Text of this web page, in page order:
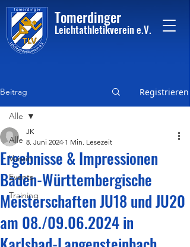
Tomerdinger
Leichtathletikvereine.V.
Beitrag Registrieren
Alle
Verein
Events
Training
Alle
Ergebnisse & Impressionen
Baden-Württembergische
Meisterschaften JU18 und JU20
am 08./09.06.2024 in
JK
8. Juni 2024 1 Min. Lesezeit